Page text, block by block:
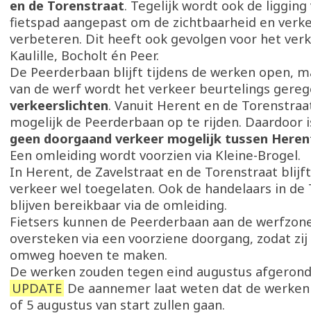
en de Torenstraat. Tegelijk wordt ook de ligging
fietspad aangepast om de zichtbaarheid en
verbeteren. Dit heeft ook gevolgen voor het
Kaulille, Bocholt én Peer.
De Peerderbaan blijft tijdens de werken open,
van de werf wordt het verkeer beurtelings
verkeerslichten. Vanuit Herent en de
mogelijk de Peerderbaan op te rijden. Daardoor
geen doorgaand verkeer mogelijk tussen
Een omleiding wordt voorzien via Kleine-Brogel.
In Herent, de Zavelstraat en de Torenstraat
verkeer wel toegelaten. Ook de handelaars in
blijven bereikbaar via de omleiding.
Fietsers kunnen de Peerderbaan aan de
oversteken via een voorziene doorgang, zodat
omweg hoeven te maken.
De werken zouden tegen eind augustus
UPDATE De aannemer laat weten dat de
of 5 augustus van start zullen gaan.